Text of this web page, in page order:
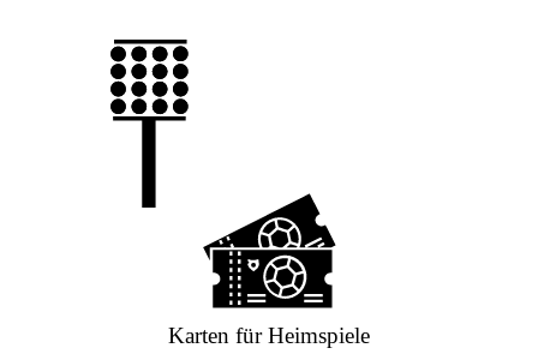
Karten für Heimspiele